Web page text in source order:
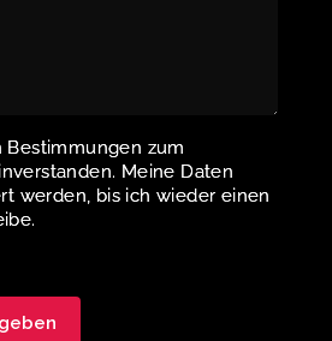
Bestimmungen zum
Meine Daten
werden, bis ich wieder einen